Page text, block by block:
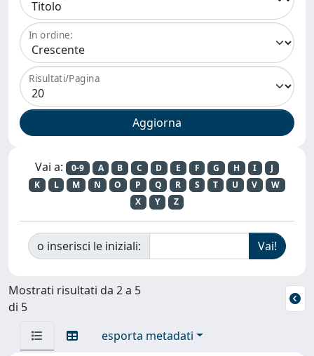
In ordine:
Risultati/Pagina
Vai a: 0-9 A B C D E F G H I
J
K
L M N O P Q R S T U V
W
X
Y Z
o inserisci le iniziali:
Mostrati risultati da 2 a 5
di 5
esporta metadati